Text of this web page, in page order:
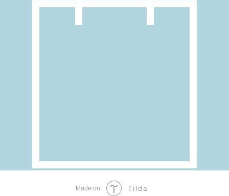
Made on Tilda